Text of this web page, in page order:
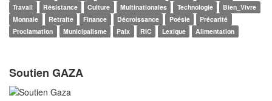
Travail
Résistance Culture Multinationales Technologie
Bien_Vivre
Monnaie
Retraite Finance Décroissance Poésie
Précarité
Proclamation
Municipalisme Paix RIC Lexique Alimentation
Soutien GAZA